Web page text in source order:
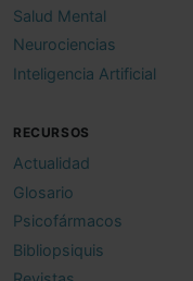
Salud Mental
Neurociencias
Inteligencia Artificial
RECURSOS
Actualidad
Glosario
Psicofármacos
Bibliopsiquis